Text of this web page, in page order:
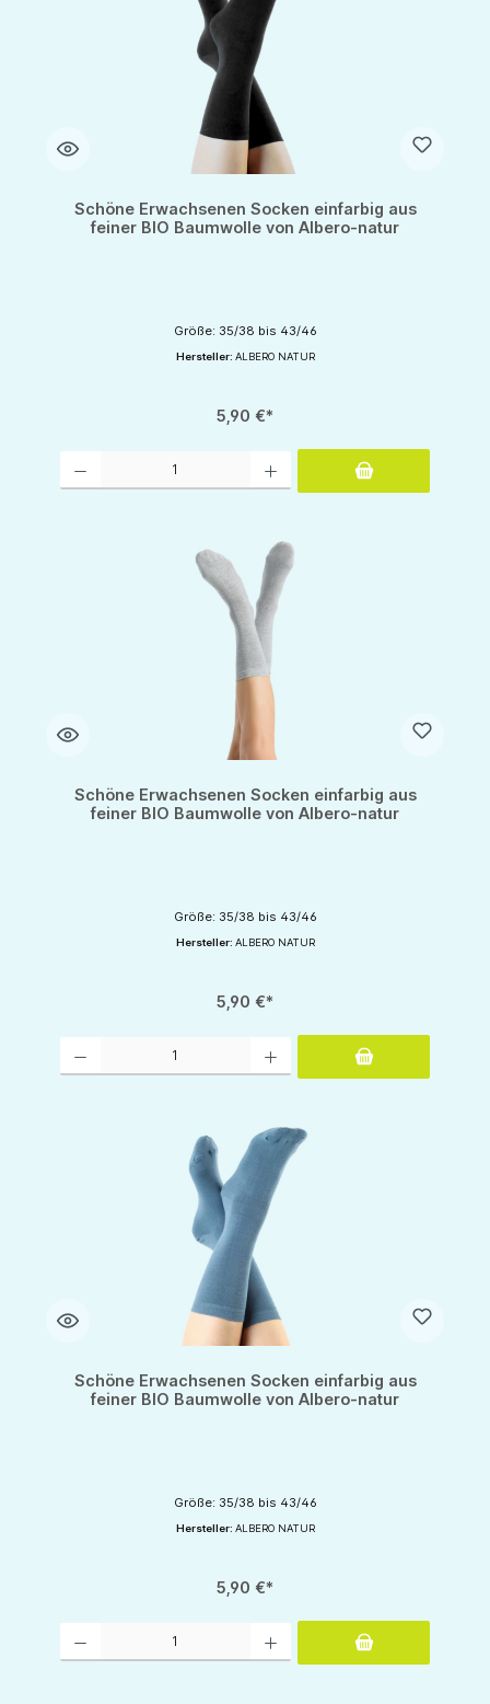
Schöne Erwachsenen Socken einfarbig aus
feiner BIO Baumwolle von Albero-natur
Größe: 35/38 bis 43/46
Hersteller: ALBERO NATUR
5,90 €*
Schöne Erwachsenen Socken einfarbig aus
feiner BIO Baumwolle von Albero-natur
Größe: 35/38 bis 43/46
Hersteller: ALBERO NATUR
5,90 €*
Schöne Erwachsenen Socken einfarbig aus
feiner BIO Baumwolle von Albero-natur
Größe: 35/38 bis 43/46
Hersteller: ALBERO NATUR
5,90 €*